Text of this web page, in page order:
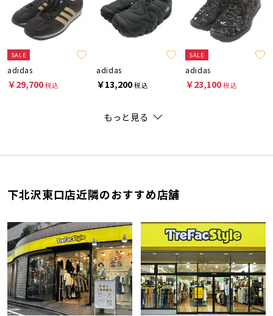
SALE
adidas
￥29,700税込
adidas
￥13,200税込
SALE
adidas
￥23,100税込
もっと見る
下北沢東口店近隣のおすすめ店舗